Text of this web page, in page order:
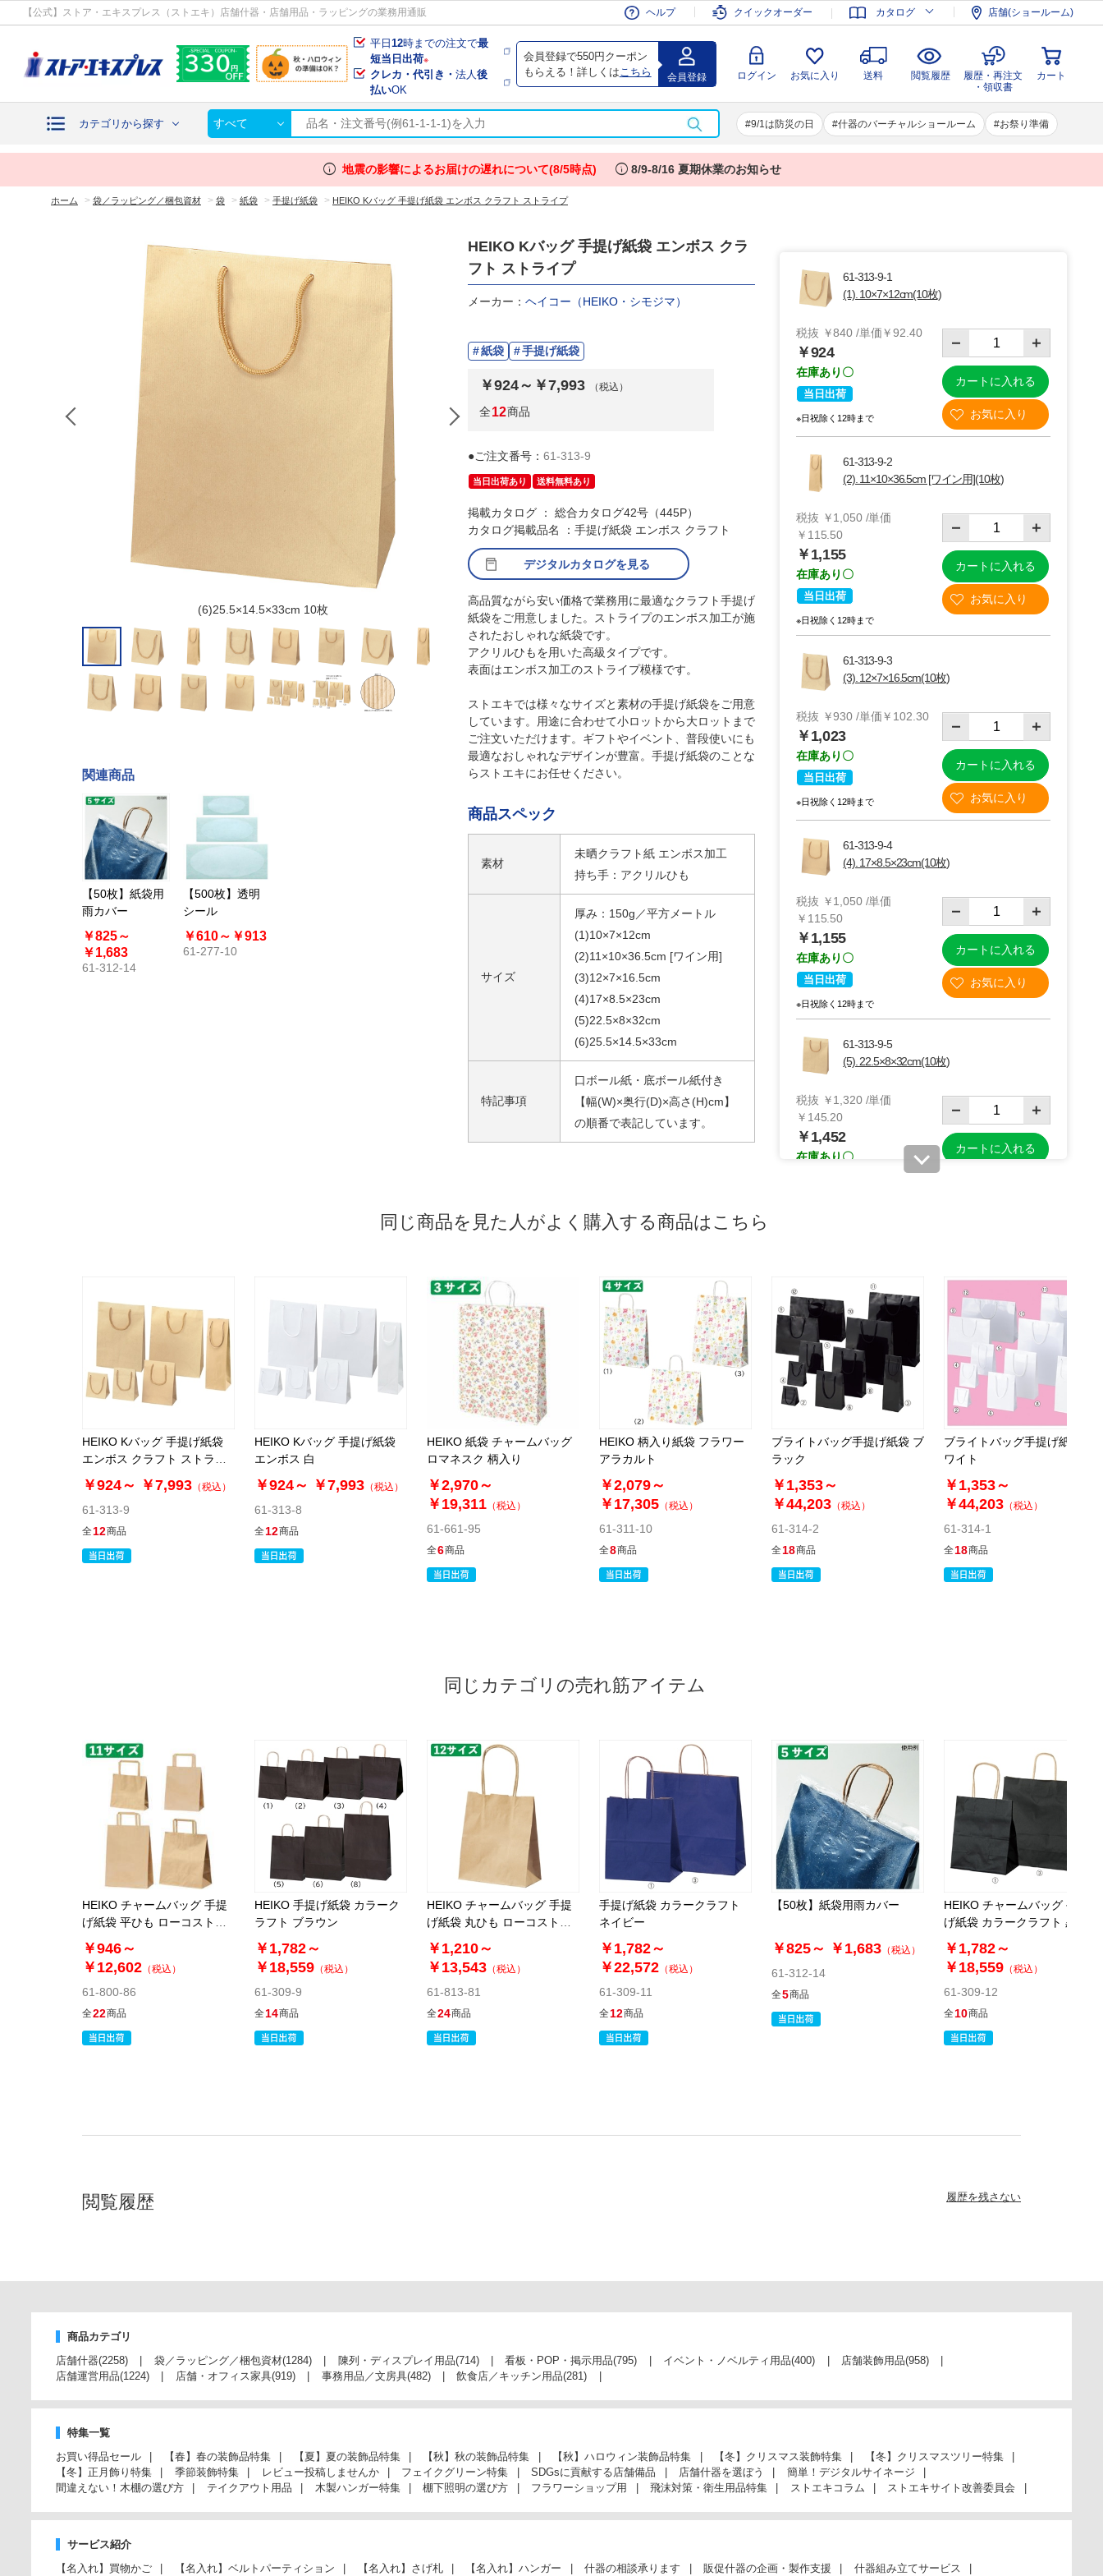
【公式】ストア・エキスプレス（ストエキ）店舗什器・店舗用品・ラッピングの業務用通販 ヘルプ クイックオーダー カタログ 店舗(ショールーム)
平日12時までの注文で最
短当日出荷※
クレカ・代引き・法人後
払いOK
会員登録で550円クーポン
もらえる！詳しくは こちら 会員登録 ログイン お気に入り 送料 閲覧履歴
履歴・再注文
・領収書
カート
カテゴリから探す すべて 9/1は防災の日 什器のバーチャルショールーム お祭り準備
会員登録 ログイン お気に入り 送料 閲覧履歴
履歴・再注文
・領収書
カート
info 地震の影響によるお届けの遅れについて(8/5時点) info 8/9-8/16 夏期休業のお知らせ
ホーム > 袋／ラッピング／梱包資材 > 袋 > 紙袋 > 手提げ紙袋 > HEIKO Kバッグ 手提げ紙袋 エンボス クラフト ストライプ
(6)25.5×14.5×33cm 10枚 (1)10×7×12cm 10枚 (2)11×10×36.5cm 10枚
関連商品
【50枚】紙袋用
雨カバー
￥825～
￥1,683
61-312-14
【500枚】透明
シール
￥610～ ￥913
61-277-10
HEIKO Kバッグ 手提げ紙袋 エンボス クラ
フト ストライプ
メーカー： ヘイコー（HEIKO・シモジマ）
紙袋 手提げ紙袋
￥924～￥7,993 （税込）
全12商品
●ご注文番号： 61-313-9
当日出荷あり 送料無料あり
掲載カタログ ： 総合カタログ42号（445P）
デジタルカタログを見る
カタログ掲載品名 ：手提げ紙袋 エンボス クラフト
高品質ながら安い価格で業務用に最適なクラフト手提げ
紙袋をご用意しました。ストライプのエンボス加工が施
されたおしゃれな紙袋です。
アクリルひもを用いた高級タイプです。
表面はエンボス加工のストライプ模様です。
ストエキでは様々なサイズと素材の手提げ紙袋をご用意
しています。用途に合わせて小ロットから大ロットまで
ご注文いただけます。ギフトやイベント、普段使いにも
最適なおしゃれなデザインが豊富。手提げ紙袋のことな
らストエキにお任せください。
商品スペック
素材
未晒クラフト紙 エンボス加工
持ち手：アクリルひも
サイズ
厚み：150g／平方メートル
(1)10×7×12cm
(2)11×10×36.5cm [ワイン用]
(3)12×7×16.5cm
(4)17×8.5×23cm
(5)22.5×8×32cm
(6)25.5×14.5×33cm
特記事項
口ボール紙・底ボール紙付き
【幅(W)×奥行(D)×高さ(H)cm】
の順番で表記しています。
61-313-9-1
(1). 10×7×12cm(10枚)
税抜 ￥840 /単価￥92.40
￥924
在庫あり〇
当日出荷
※日祝除く12時まで
カートに入れる
61-313-9-2
(2). 11×10×36.5cm [ワイン用](10枚)
税抜 ￥1,050 /単価
￥115.50
￥1,155
在庫あり〇
当日出荷
※日祝除く12時まで
カートに入れる
61-313-9-3
(3). 12×7×16.5cm(10枚)
税抜 ￥930 /単価￥102.30
￥1,023
在庫あり〇
当日出荷
※日祝除く12時まで
カートに入れる
61-313-9-4
(4). 17×8.5×23cm(10枚)
税抜 ￥1,050 /単価
￥115.50
￥1,155
在庫あり〇
当日出荷
※日祝除く12時まで
カートに入れる
61-313-9-5
(5). 22.5×8×32cm(10枚)
税抜 ￥1,320 /単価
￥145.20
￥1,452
在庫あり〇
カートに入れる
税抜 ￥1,530 /単価
￥168.30
￥1,683
在庫わずか
当日出荷
※日祝除く12時まで
カートに入れる
61-313-9-7
税抜 ￥3,990 /単価
￥87.78
￥4,389
08月24日頃の出荷
送料無料
カートに入れる
送料無料 別送
61-313-9-9
(9). 12×7×16.5cm(50枚)
税抜 ￥4,417 /単価
￥97.16
￥4,858
送料無料 別送
カートに入れる
(10). 17×8.5×23cm(50枚)
(11). 22.5×8×32cm(50枚)
送料無料 別送
カートに入れる
61-313-9-12
￥7,993
08月24日頃の出荷
同じ商品を見た人がよく購入する商品はこちら
HEIKO Kバッグ 手提げ紙袋
エンボス クラフト ストライ
プ
￥924～ ￥7,993 （税込）
61-313-9
全12商品
HEIKO Kバッグ 手提げ紙袋
エンボス 白
￥924～ ￥7,993 （税込）
61-313-8
全12商品
HEIKO 紙袋 チャームバッグ
ロマネスク 柄入り
￥2,970～
￥19,311 （税込）
61-661-95
全6商品
HEIKO 柄入り紙袋 フラワー
アラカルト
￥2,079～
￥17,305 （税込）
61-311-10
全8商品
ブライトバッグ手提げ紙袋 ブ
ラック
￥1,353～
￥44,203 （税込）
61-314-2
全18商品
ブライトバッグ手提げ紙袋 ホ
ワイト
￥1,353～
￥44,203 （税込）
61-314-1
全18商品
同じカテゴリの売れ筋アイテム
HEIKO チャームバッグ 手提
げ紙袋 平ひも ローコストタ
イプ 茶無地
￥946～
￥12,602 （税込）
61-800-86
全22商品
HEIKO 手提げ紙袋 カラーク
ラフト ブラウン
￥1,782～
￥18,559 （税込）
61-309-9
全14商品
HEIKO チャームバッグ 手提
げ紙袋 丸ひも ローコストタ
イプ 茶無地
￥1,210～
￥13,543 （税込）
61-813-81
全24商品
手提げ紙袋 カラークラフト
ネイビー
￥1,782～
￥22,572 （税込）
61-309-11
全12商品
【50枚】紙袋用雨カバー
￥825～ ￥1,683 （税込）
61-312-14
全5商品
HEIKO チャームバッグ 手提
げ紙袋 カラークラフト 黒
￥1,782～
￥18,559 （税込）
61-309-12
全10商品
閲覧履歴 履歴を残さない
商品カテゴリ
店舗什器(2258) 袋／ラッピング／梱包資材(1284) 陳列・ディスプレイ用品(714) 看板・POP・掲示用品(795) イベント・ノベルティ用品(400) 店舗装飾用品(958)
店舗運営用品(1224) 店舗・オフィス家具(919) 事務用品／文房具(482) 飲食店／キッチン用品(281)
特集一覧
お買い得品セール
【春】春の装飾品特集 【夏】夏の装飾品特集 【秋】秋の装飾品特集 【秋】ハロウィン装飾品特集 【冬】クリスマス装飾特集
【冬】クリスマスツリー特集
【冬】正月飾り特集
季節装飾特集 レビュー投稿しませんか フェイクグリーン特集 SDGsに貢献する店舗備品 店舗什器を選ぼう
簡単！デジタルサイネージ
間違えない！木棚の選び方
テイクアウト用品 木製ハンガー特集 棚下照明の選び方 フラワーショップ用 飛沫対策・衛生用品特集 ストエキコラム ストエキサイト改善委員会
サービス紹介
【名入れ】買物かご
【名入れ】ベルトパーティション 【名入れ】さげ札 【名入れ】ハンガー 什器の相談承ります 販促什器の企画・製作支援 什器組み立てサービス